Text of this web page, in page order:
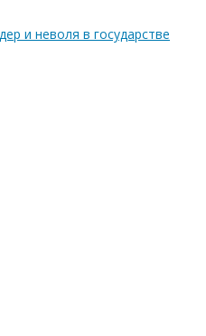
и неволя в государстве